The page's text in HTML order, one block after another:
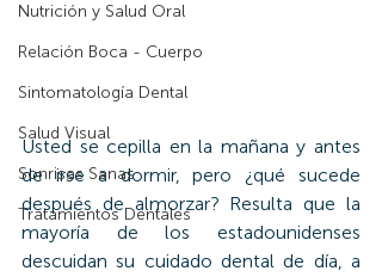
Nutrición y Salud Oral
Relación Boca - Cuerpo
Sintomatología Dental
Salud Visual
Sonrisas Sanas
Tratamientos Dentales
Usted se cepilla en la mañana y antes
de irse a dormir, pero ¿qué sucede
después de almorzar? Resulta que la
mayoría de los estadounidenses
descuidan su cuidado dental de día, a